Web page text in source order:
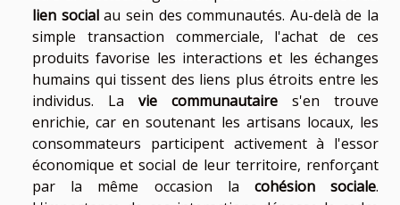
lien socialau sein des communautés. Au-delà de la
simple transaction commerciale, l'achat de ces
produits favorise les interactions et les échanges
humains qui tissent des liens plus étroits entre les
individus. La vie communautaire s'en trouve
enrichie, car en soutenant les artisans locaux, les
consommateurs participent activement à l'essor
économique et social de leur territoire, renforçant
par la même occasion la cohésion sociale.